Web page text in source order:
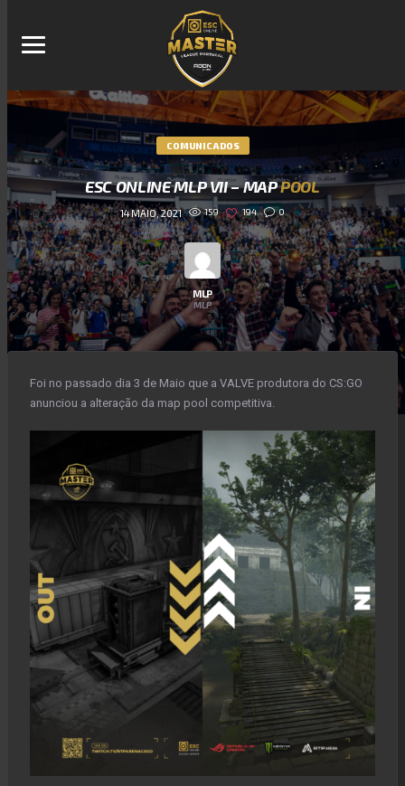
COMUNICADOS
ESC ONLINE MLP VII – MAPPOOL
14 MAIO, 2021 159 194 0
MLP
MLP
Foi no passado dia 3 de Maio que a VALVE produtora do CS:GO
anunciou a alteração da map pool competitiva.